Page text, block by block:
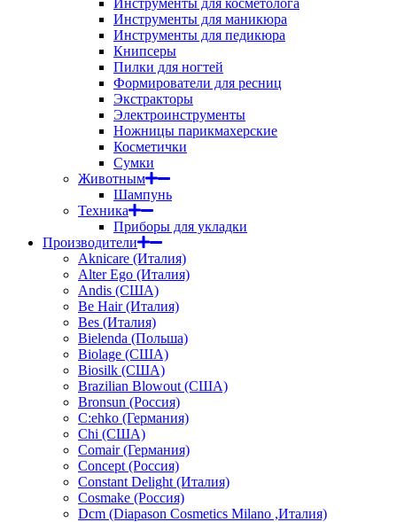
Инструменты для косметолога
Инструменты для маникюра
Инструменты для педикюра
Книпсеры
Пилки для ногтей
Формирователи для ресниц
Экстракторы
Электроинструменты
Ножницы парикмахерские
Косметички
Сумки
Животным
Шампунь
Техника
Приборы для укладки
Производители
Aknicare (Италия)
Alter Ego (Италия)
Andis (США)
Be Hair (Италия)
Bes (Италия)
Bielenda (Польша)
Biolage (США)
Biosilk (США)
Brazilian Blowout (США)
Bronsun (Россия)
C:ehko (Германия)
Chi (США)
Comair (Германия)
Concept (Россия)
Constant Delight (Италия)
Cosmake (Россия)
Dcm (Diapason Cosmetics Milano ,Италия)